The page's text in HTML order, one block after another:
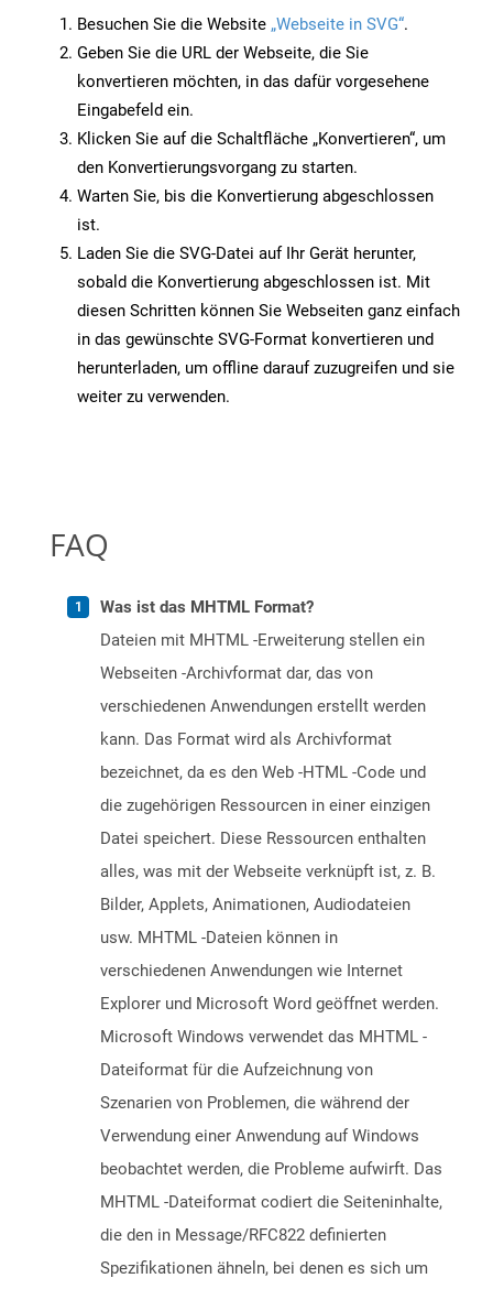
Besuchen Sie die Website „Webseite in SVG“.
Geben Sie die URL der Webseite, die Sie
konvertieren möchten, in das dafür vorgesehene
Eingabefeld ein.
Klicken Sie auf die Schaltfläche „Konvertieren“, um
den Konvertierungsvorgang zu starten.
Warten Sie, bis die Konvertierung abgeschlossen
ist.
Laden Sie die SVG-Datei auf Ihr Gerät herunter,
sobald die Konvertierung abgeschlossen ist. Mit
diesen Schritten können Sie Webseiten ganz einfach
in das gewünschte SVG-Format konvertieren und
herunterladen, um offline darauf zuzugreifen und sie
weiter zu verwenden.
FAQ
Was ist das MHTML Format?
Dateien mit MHTML -Erweiterung stellen ein
Webseiten -Archivformat dar, das von
verschiedenen Anwendungen erstellt werden
kann. Das Format wird als Archivformat
bezeichnet, da es den Web -HTML -Code und
die zugehörigen Ressourcen in einer einzigen
Datei speichert. Diese Ressourcen enthalten
alles, was mit der Webseite verknüpft ist, z. B.
Bilder, Applets, Animationen, Audiodateien
usw. MHTML -Dateien können in
verschiedenen Anwendungen wie Internet
Explorer und Microsoft Word geöffnet werden.
Microsoft Windows verwendet das MHTML -
Dateiformat für die Aufzeichnung von
Szenarien von Problemen, die während der
Verwendung einer Anwendung auf Windows
beobachtet werden, die Probleme aufwirft. Das
MHTML -Dateiformat codiert die Seiteninhalte,
die den in Message/RFC822 definierten
Spezifikationen ähneln, bei denen es sich um